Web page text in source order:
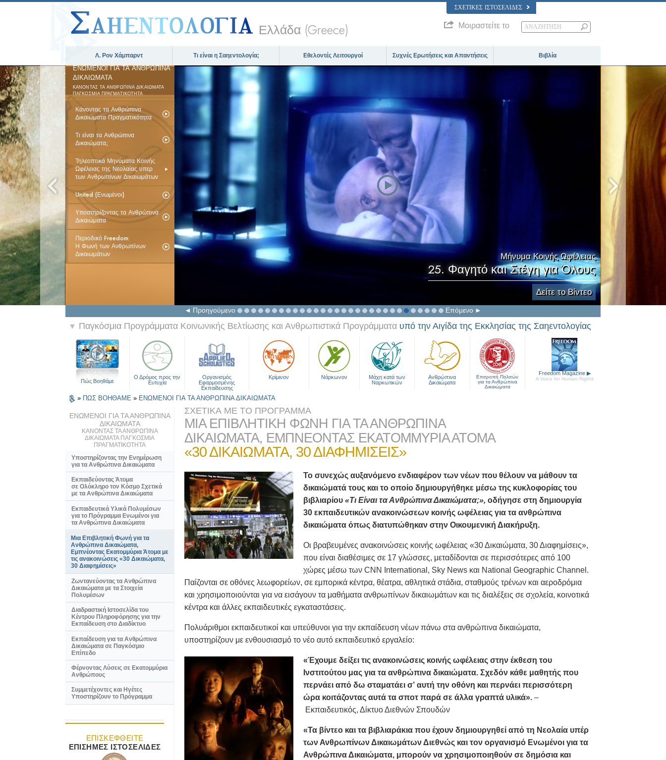
ΣΧΕΤΙΚΈΣ ΙΣΤΟΣΕΛΊΔΕΣ
Ελλάδα (Greece) Μοιραστείτε το
Λ. Ρον Χάμπαρντ Τι είναι η Σαηεντολογία; Εθελοντές Λειτουργοί Συχνές Ερωτήσεις και Απαντήσεις Βιβλία
ΕΝΩΜΕΝΟΙ ΓΙΑ ΤΑ ΑΝΘΡΩΠΙΝΑ
ΔΙΚΑΙΩΜΑΤΑ
ΚΑΝΟΝΤΑΣ ΤΑ ΑΝΘΡΩΠΙΝΑ ΔΙΚΑΙΩΜΑΤΑ
ΠΑΓΚΟΣΜΙΑ ΠΡΑΓΜΑΤΙΚΟΤΗΤΑ
Κάνοντας τα Ανθρώπινα
Δικαιώματα Πραγματικότητα
Τι είναι τα Ανθρώπινα
Δικαιώματα;
Τηλεοπτικά Μηνύματα Κοινής
Ωφέλειας της Νεολαίας υπερ
των Ανθρωπίνων Δικαιωμάτων
United (Ενωμένοι)
Υποστηρίζοντας τα Ανθρώπινα
Δικαιώματα
Περιοδικό Freedom:
Η Φωνή των Ανθρωπίνων
Δικαιωμάτων
Μήνυμα Κοινής Ωφέλειας
25. Φαγητό και Στέγη για Όλους
Δείτε το Βίντεο
Προηγούμενο Επόμενο
▼ Παγκόσμια Προγράμματα Κοινωνικής Βελτίωσης και Ανθρωπιστικά Προγράμματα υπό την Αιγίδα της Εκκλησίας της Σαηεντολογίας
Πώς Βοηθάμε
Ο Δρόμος προς την
Ευτυχία
Οργανισμός
Εφαρμοσμένης
Εκπαίδευσης
Κρίμινον Νάρκωνον
Μάχη κατά των
Ναρκωτικών
Ανθρώπινα
Δικαιώματα
Επιτροπή Πολιτών
για τα Ανθρώπινα
Δικαιώματα
Freedom Magazine ▶
A Voice for Human Rights
» ΠΩΣ ΒΟΗΘΑΜΕ » ΕΝΩΜΕΝΟΙ ΓΙΑ ΤΑ ΑΝΘΡΩΠΙΝΑ ΔΙΚΑΙΩΜΑΤΑ
ΣΧΕΤΙΚΑ ΜΕ ΤΟ ΠΡΟΓΡΑΜΜΑ
ΜΙΑ ΕΠΙΒΛΗΤΙΚΗ ΦΩΝΗ ΓΙΑ ΤΑ ΑΝΘΡΩΠΙΝΑ
ΔΙΚΑΙΩΜΑΤΑ, ΕΜΠΝΕΟΝΤΑΣ ΕΚΑΤΟΜΜΥΡΙΑ ΑΤΟΜΑ
«30 ΔΙΚΑΙΩΜΑΤΑ, 30 ΔΙΑΦΗΜΙΣΕΙΣ»
Το συνεχώς αυξανόμενο ενδιαφέρον των νέων που θέλουν να μάθουν τα
δικαιώματά τους και το οποίο δημιουργήθηκε μέσω της κυκλοφορίας του
βιβλιαρίου «Τι Είναι τα Ανθρώπινα Δικαιώματα;», οδήγησε στη δημιουργία
30 εκπαιδευτικών ανακοινώσεων κοινής ωφέλειας για τα ανθρώπινα
δικαιώματα όπως διατυπώθηκαν στην Οικουμενική Διακήρυξη.
Οι βραβευμένες ανακοινώσεις κοινής ωφέλειας «30 Δικαιώματα, 30 Διαφημίσεις»,
που είναι διαθέσιμες σε 17 γλώσσες, μεταδίδονται σε περισσότερες από 100
χώρες μέσω των CNN International, Sky News και National Geographic Channel.
Παίζονται σε οθόνες λεωφορείων, σε εμπορικά κέντρα, θέατρα, αθλητικά στάδια, σταθμούς τρένων και αεροδρόμια
και χρησιμοποιούνται για να εισάγουν τα μαθήματα ανθρωπίνων δικαιωμάτων και τις διαλέξεις σε σχολεία, κοινοτικά
κέντρα και άλλες εκπαιδευτικές εγκαταστάσεις.
Πολυάριθμοι εκπαιδευτικοί και υπεύθυνοι για την εκπαίδευση νέων πάνω στα ανθρώπινα δικαιώματα,
υποστηρίζουν με ενθουσιασμό το νέο αυτό εκπαιδευτικό εργαλείο:
«Έχουμε δείξει τις ανακοινώσεις κοινής ωφέλειας στην έκθεση του
Ινστιτούτου μας για τα ανθρώπινα δικαιώματα. Σχεδόν κάθε μαθητής που
περνάει από δω σταματάει σ’ αυτή την οθόνη και περνάει περισσότερη
ώρα κοιτάζοντας αυτά τα σποτ παρά σε άλλα γραπτά υλικά». –
Εκπαιδευτικός, Δίκτυο Διεθνών Σπουδών
«Τα βίντεο και τα βιβλιαράκια που έχουν δημιουργηθεί από τη Νεολαία υπέρ
των Ανθρωπίνων Δικαιωμάτων Διεθνώς και τον οργανισμό Ενωμένοι για τα
Ανθρώπινα Δικαιώματα, μπορούν να χρησιμοποιηθούν σε δημόσια και
ΕΝΩΜΕΝΟΙ ΓΙΑ ΤΑ ΑΝΘΡΩΠΙΝΑ
ΔΙΚΑΙΩΜΑΤΑ
ΚΑΝΟΝΤΑΣ ΤΑ ΑΝΘΡΩΠΙΝΑ
ΔΙΚΑΙΩΜΑΤΑ ΠΑΓΚΟΣΜΙΑ
ΠΡΑΓΜΑΤΙΚΟΤΗΤΑ
Υποστηρίζοντας την Ενημέρωση
για τα Ανθρώπινα Δικαιώματα
Εκπαιδεύοντας Άτομα
σε Ολόκληρο τον Κόσμο Σχετικά
με τα Ανθρώπινα Δικαιώματα
Εκπαιδευτικά Υλικά Πολυμέσων
για το Πρόγραμμα Ενωμένοι για
τα Ανθρώπινα Δικαιώματα
Μια Επιβλητική Φωνή για τα
Ανθρώπινα Δικαιώματα,
Εμπνέοντας Εκατομμύρια Άτομα με
τις ανακοινώσεις «30 Δικαιώματα,
30 Διαφημίσεις»
Ζωντανεύοντας τα Ανθρώπινα
Δικαιώματα με τα Στοιχεία
Πολυμέσων
Διαδραστική Ιστοσελίδα του
Κέντρου Πληροφόρησης για την
Εκπαίδευση στο Διαδίκτυο
Εκπαίδευση για τα Ανθρώπινα
Δικαιώματα σε Παγκόσμιο
Επίπεδο
Φέρνοντας Λύσεις σε Εκατομμύρια
Ανθρώπους
Συμμετέχοντες και Ηγέτες
Υποστηρίζουν το Πρόγραμμα
ΕΠΙΣΚΕΦΘΕΙΤΕ
ΕΠΙΣΗΜΕΣ ΙΣΤΟΣΕΛΙΔΕΣ